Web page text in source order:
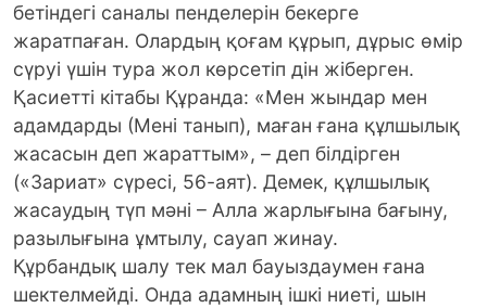
бетіндегі саналы пенделерін бекерге
жаратпаған. Олардың қоғам құрып, дұрыс өмір
сүруі үшін тура жол көрсетіп дін жіберген.
Қасиетті кітабы Құранда: «Мен жындар мен
адамдарды (Мені танып), маған ғана құлшылық
жасасын деп жараттым», – деп білдірген
(«Зариат» сүресі, 56-аят). Демек, құлшылық
жасаудың түп мәні – Алла жарлығына бағыну,
разылығына ұмтылу, сауап жинау.
Құрбандық шалу тек мал бауыздаумен ғана
шектелмейді. Онда адамның ішкі ниеті, шын